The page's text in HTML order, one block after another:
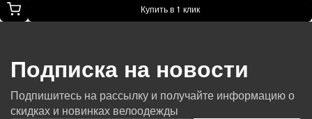
Купить в 1 клик
Подписка на новости
Подпишитесь на рассылку и получайте информацию о
скидках и новинках велоодежды